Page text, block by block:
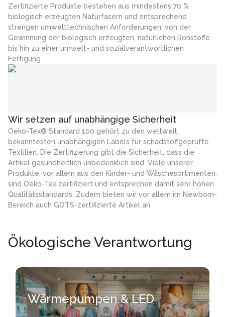
Zertifizierte Produkte bestehen aus mindestens 70 %
biologisch erzeugten Naturfasern und entsprechend
strengen umwelttechnischen Anforderungen: von der
Gewinnung der biologisch erzeugten, natürlichen Rohstoffe
bis hin zu einer umwelt- und sozialverantwortlichen
Fertigung.
Wir setzen auf unabhängige Sicherheit
Oeko-Tex® Standard 100 gehört zu den weltweit
bekanntesten unabhängigen Labels für schadstoffgeprüfte
Textilien. Die Zertifizierung gibt die Sicherheit, dass die
Artikel gesundheitlich unbedenklich sind. Viele unserer
Produkte, vor allem aus den Kinder- und Wäschesortimenten,
sind Oeko-Tex zertifiziert und entsprechen damit sehr hohen
Qualitätsstandards. Zudem bieten wir vor allem im Newborn-
Bereich auch GOTS-zertifizierte Artikel an.
Ökologische Verantwortung
Wärmepumpen & LED